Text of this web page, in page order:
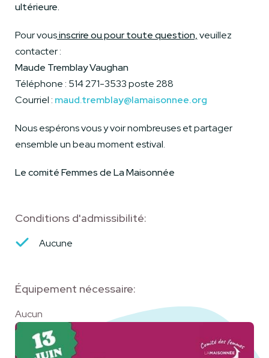
ultérieure.
Pour vousinscrire ou pour toute question,veuillez
contacter :
Maude Tremblay Vaughan
Téléphone : 514 271-3533 poste 288
Courriel : maud.tremblay@lamaisonnee.org
Nous espérons vous y voir nombreuses et partager
ensemble un beau moment estival.
Le comité Femmes de La Maisonnée
Conditions d'admissibilité:
Aucune
Équipement nécessaire:
Aucun